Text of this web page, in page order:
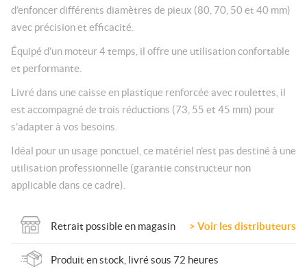
d’enfoncer différents diamètres de pieux (80, 70, 50 et 40 mm)
avec précision et efficacité.
Équipé d’un moteur 4 temps, il offre une utilisation confortable
et performante.
Livré dans une caisse en plastique renforcée avec roulettes, il
est accompagné de trois réductions (73, 55 et 45 mm) pour
s’adapter à vos besoins.
Idéal pour un usage ponctuel, ce matériel n’est pas destiné à une
utilisation professionnelle (garantie constructeur non
applicable dans ce cadre).
Retrait possible en magasin Voir les distributeurs
Produit en stock, livré sous 72 heures